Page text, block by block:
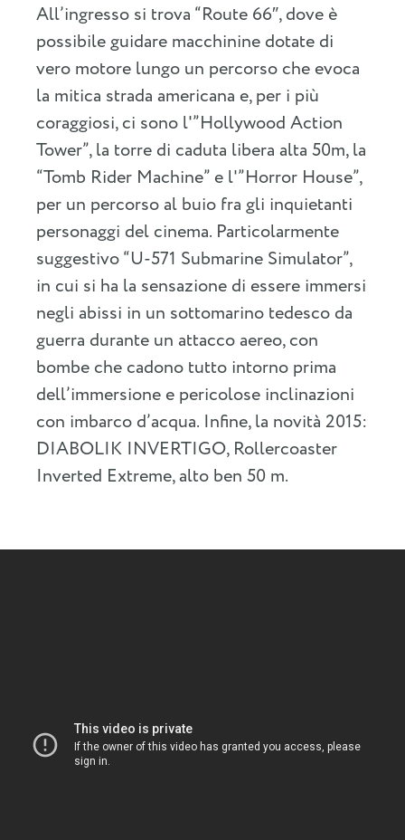
All’ingresso si trova “Route 66″, dove è
possibile guidare macchinine dotate di
vero motore lungo un percorso che evoca
la mitica strada americana e, per i più
coraggiosi, ci sono l'”Hollywood Action
Tower”, la torre di caduta libera alta 50m, la
“Tomb Rider Machine” e l'”Horror House”,
per un percorso al buio fra gli inquietanti
personaggi del cinema. Particolarmente
suggestivo “U-571 Submarine Simulator”,
in cui si ha la sensazione di essere immersi
negli abissi in un sottomarino tedesco da
guerra durante un attacco aereo, con
bombe che cadono tutto intorno prima
dell’immersione e pericolose inclinazioni
con imbarco d’acqua. Infine, la novità 2015:
DIABOLIK INVERTIGO, Rollercoaster
Inverted Extreme, alto ben 50 m.